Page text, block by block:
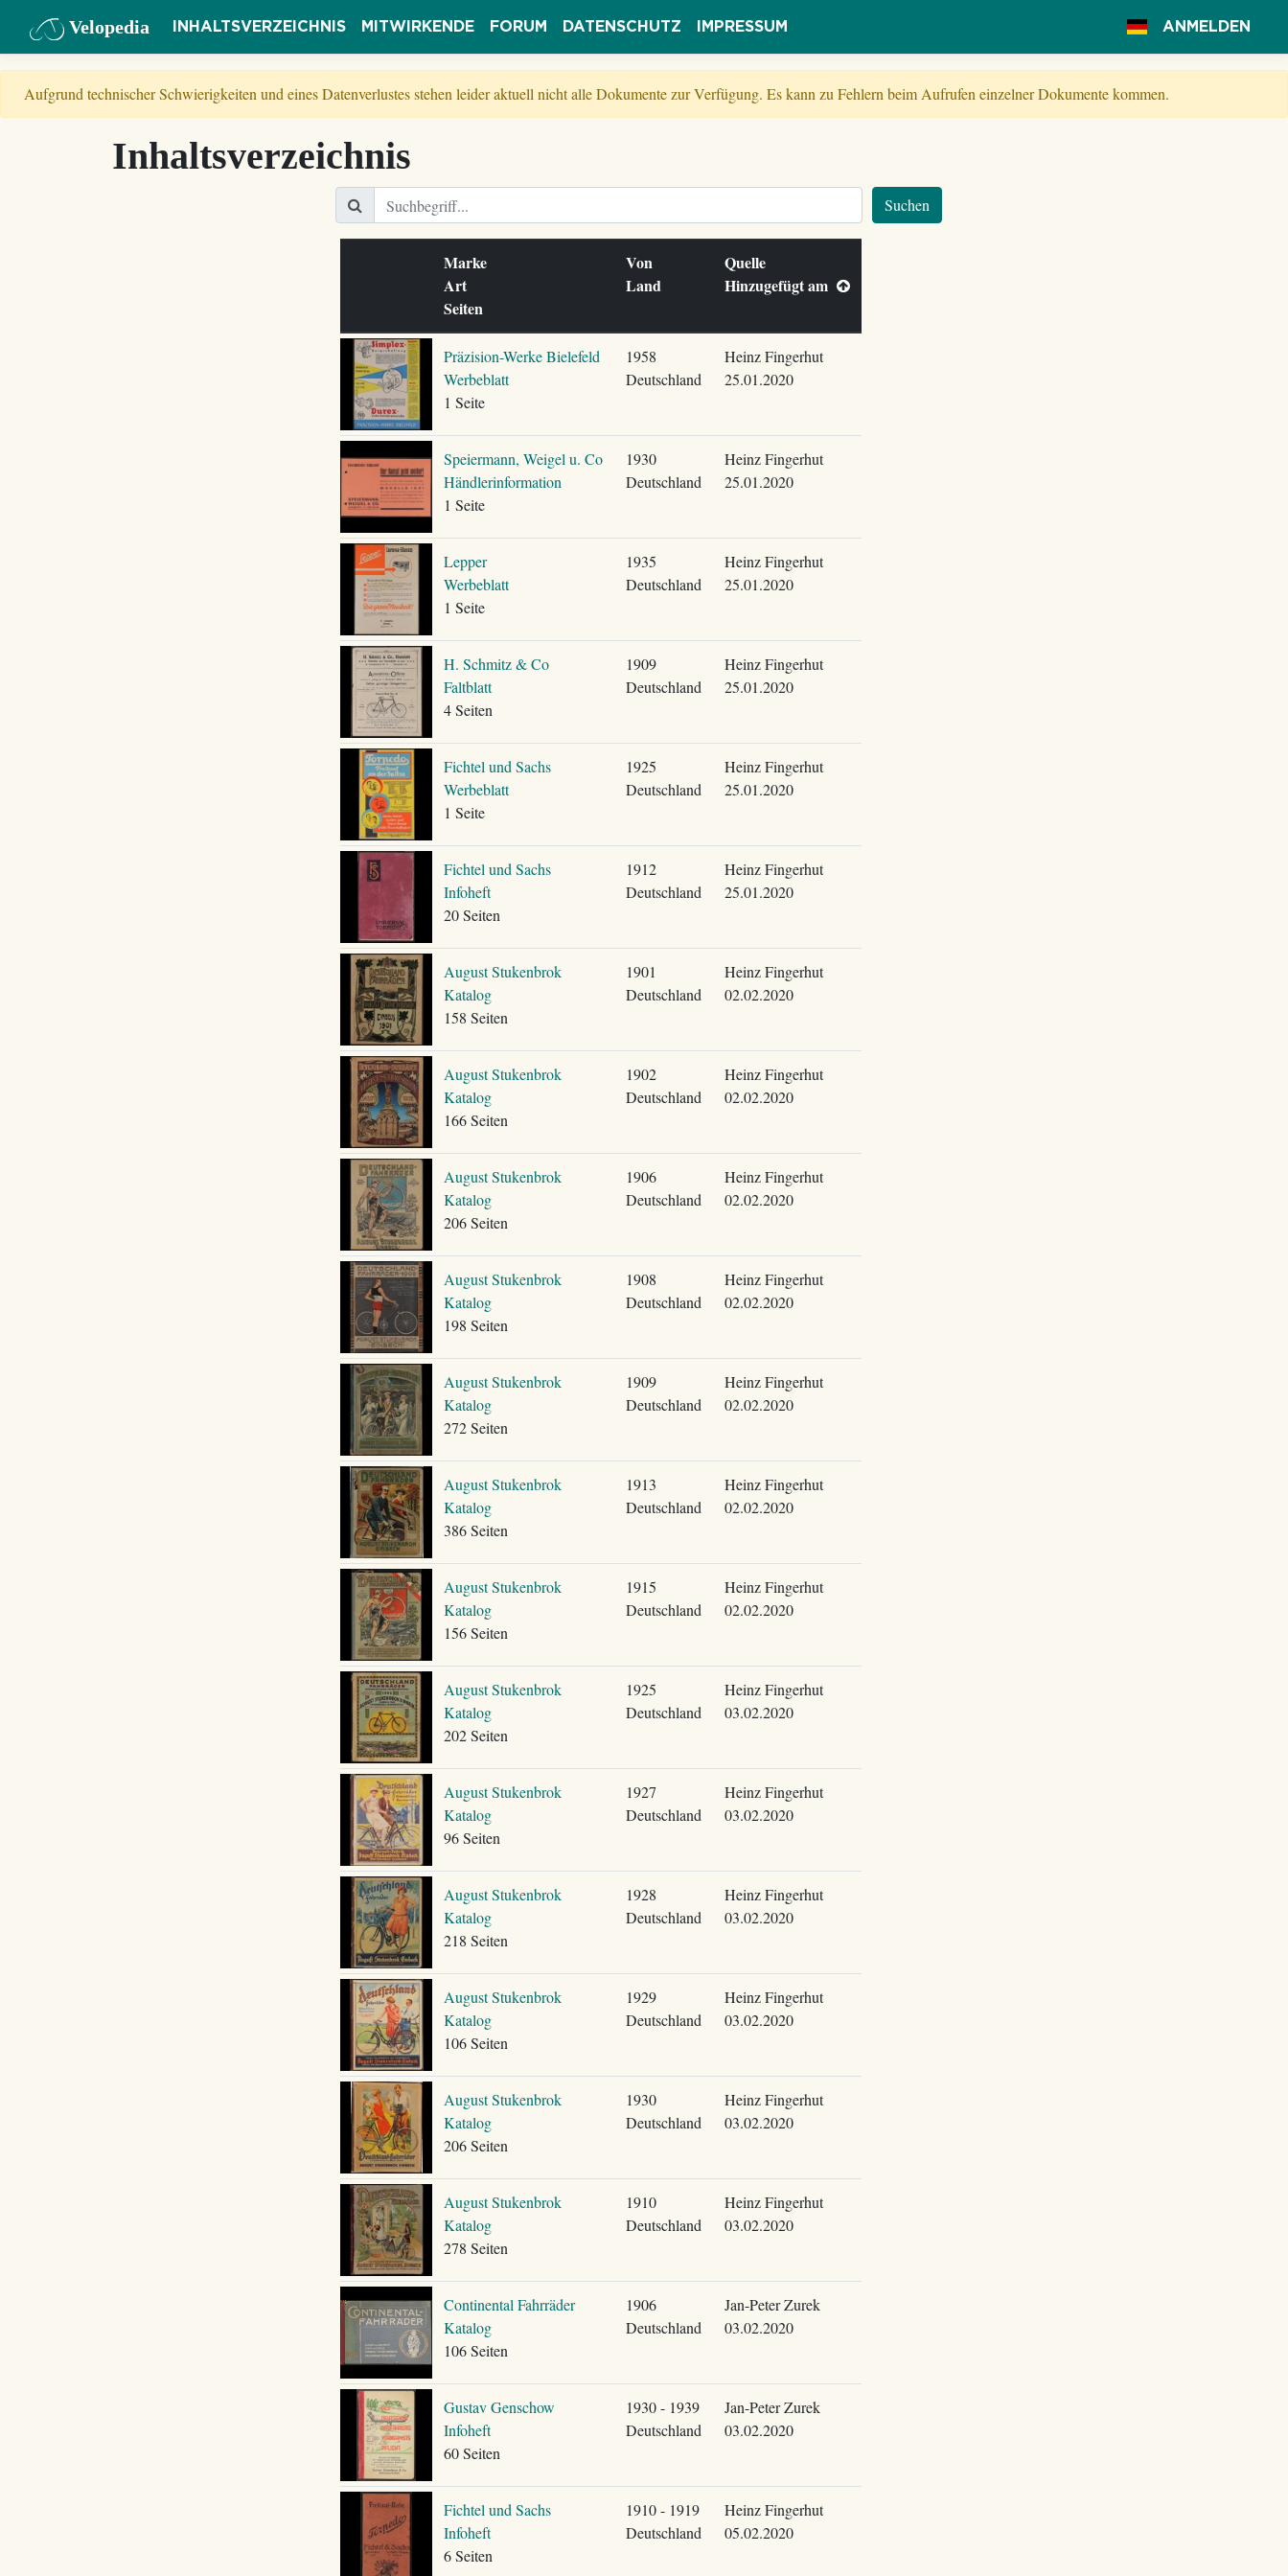
Velopedia INHALTSVERZEICHNIS MITWIRKENDE FORUM DATENSCHUTZ IMPRESSUM ANMELDEN
Aufgrund technischer Schwierigkeiten und eines Datenverlustes stehen leider aktuell nicht alle Dokumente zur Verfügung. Es kann zu Fehlern beim Aufrufen einzelner Dokumente kommen.
Inhaltsverzeichnis
Suchen
Marke
Art
Seiten
Von
Land
Quelle
Hinzugefügt am
Präzision-Werke Bielefeld
Werbeblatt
1 Seite
1958
Deutschland
Heinz Fingerhut
25.01.2020
Speiermann, Weigel u. Co
Händlerinformation
1 Seite
1930
Deutschland
Heinz Fingerhut
25.01.2020
Lepper
Werbeblatt
1 Seite
1935
Deutschland
Heinz Fingerhut
25.01.2020
H. Schmitz & Co
Faltblatt
4 Seiten
1909
Deutschland
Heinz Fingerhut
25.01.2020
Fichtel und Sachs
Werbeblatt
1 Seite
1925
Deutschland
Heinz Fingerhut
25.01.2020
Fichtel und Sachs
Infoheft
20 Seiten
1912
Deutschland
Heinz Fingerhut
25.01.2020
August Stukenbrok
Katalog
158 Seiten
1901
Deutschland
Heinz Fingerhut
02.02.2020
August Stukenbrok
Katalog
166 Seiten
1902
Deutschland
Heinz Fingerhut
02.02.2020
August Stukenbrok
Katalog
206 Seiten
1906
Deutschland
Heinz Fingerhut
02.02.2020
August Stukenbrok
Katalog
198 Seiten
1908
Deutschland
Heinz Fingerhut
02.02.2020
August Stukenbrok
Katalog
272 Seiten
1909
Deutschland
Heinz Fingerhut
02.02.2020
August Stukenbrok
Katalog
386 Seiten
1913
Deutschland
Heinz Fingerhut
02.02.2020
August Stukenbrok
Katalog
156 Seiten
1915
Deutschland
Heinz Fingerhut
02.02.2020
August Stukenbrok
Katalog
202 Seiten
1925
Deutschland
Heinz Fingerhut
03.02.2020
August Stukenbrok
Katalog
96 Seiten
1927
Deutschland
Heinz Fingerhut
03.02.2020
August Stukenbrok
Katalog
218 Seiten
1928
Deutschland
Heinz Fingerhut
03.02.2020
August Stukenbrok
Katalog
106 Seiten
1929
Deutschland
Heinz Fingerhut
03.02.2020
August Stukenbrok
Katalog
206 Seiten
1930
Deutschland
Heinz Fingerhut
03.02.2020
August Stukenbrok
Katalog
278 Seiten
1910
Deutschland
Heinz Fingerhut
03.02.2020
Continental Fahrräder
Katalog
106 Seiten
1906
Deutschland
Jan-Peter Zurek
03.02.2020
Gustav Genschow
Infoheft
60 Seiten
1930 - 1939
Deutschland
Jan-Peter Zurek
03.02.2020
Fichtel und Sachs
Infoheft
6 Seiten
1910 - 1919
Deutschland
Heinz Fingerhut
05.02.2020